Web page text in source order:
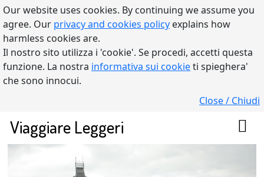
Our website uses cookies. By continuing we assume you
agree. Our privacy and cookies policy explains how
harmless cookies are.
Il nostro sito utilizza i 'cookie'. Se procedi, accetti questa
funzione. La nostra informativa sui cookieti spieghera'
che sono innocui.
Close / Chiudi
Viaggiare Leggeri